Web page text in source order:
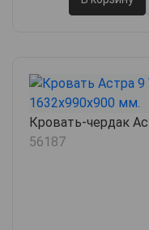
Кровать-чердак
56187